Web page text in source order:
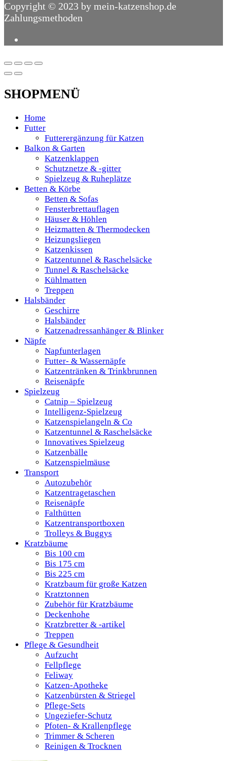
Copyright © 2023 by mein-katzenshop.de
Zahlungsmethoden
SHOPMENÜ
Home
Futter
Futterergänzung für Katzen
Balkon & Garten
Katzenklappen
Schutznetze & -gitter
Spielzeug & Ruheplätze
Betten & Körbe
Betten & Sofas
Fensterbrettauflagen
Häuser & Höhlen
Heizmatten & Thermodecken
Heizungsliegen
Katzenkissen
Katzentunnel & Raschelsäcke
Tunnel & Raschelsäcke
Kühlmatten
Treppen
Halsbänder
Geschirre
Halsbänder
Katzenadressanhänger & Blinker
Näpfe
Napfunterlagen
Futter- & Wassernäpfe
Katzentränken & Trinkbrunnen
Reisenäpfe
Spielzeug
Catnip – Spielzeug
Intelligenz-Spielzeug
Katzenspielangeln & Co
Katzentunnel & Raschelsäcke
Innovatives Spielzeug
Katzenbälle
Katzenspielmäuse
Transport
Autozubehör
Katzentragetaschen
Reisenäpfe
Falthütten
Katzentransportboxen
Trolleys & Buggys
Kratzbäume
Bis 100 cm
Bis 175 cm
Bis 225 cm
Kratzbaum für große Katzen
Kratztonnen
Zubehör für Kratzbäume
Deckenhohe
Kratzbretter & -artikel
Treppen
Pflege & Gesundheit
Aufzucht
Fellpflege
Feliway
Katzen-Apotheke
Katzenbürsten & Striegel
Pflege-Sets
Ungeziefer-Schutz
Pfoten- & Krallenpflege
Trimmer & Scheren
Reinigen & Trocknen